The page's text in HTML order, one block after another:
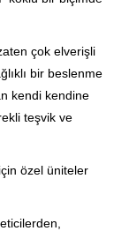
çok elverişli
bir beslenme
kendi kendine
teşvik ve
özel üniteler